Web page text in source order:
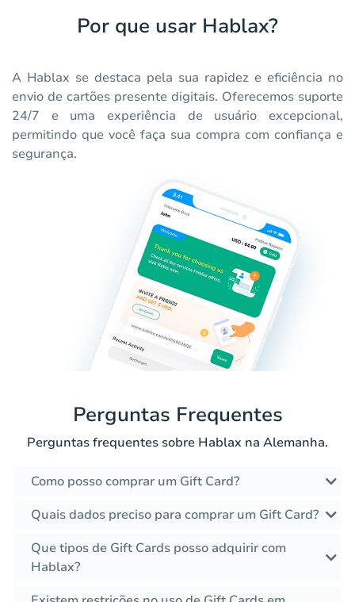
Por que usar Hablax?
A Hablax se destaca pela sua rapidez e eficiência no
envio de cartões presente digitais. Oferecemos suporte
24/7 e uma experiência de usuário excepcional,
permitindo que você faça sua compra com confiança e
segurança.
Perguntas Frequentes
Perguntas frequentes sobre Hablax na Alemanha.
Como posso comprar um Gift Card?
Quais dados preciso para comprar um Gift Card?
Que tipos de Gift Cards posso adquirir com
Hablax?